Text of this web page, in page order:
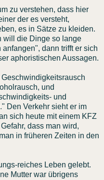
zu verstehen, dass hier
der es versteht,
es in Sätze zu kleiden.
will die Dinge so lange
dann trifft er sich
aphoristischen Aussagen.
und
und
Den Verkehr sieht er im
sich heute mit einem KFZ
dass man wird,
in früheren Zeiten in den
reiches Leben gelebt.
Mutter war übrigens